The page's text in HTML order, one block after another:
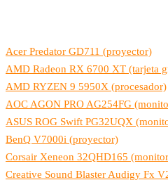
Acer Predator GD711 (proyector)
AMD Radeon RX 6700 XT (tarjeta
AMD RYZEN 9 5950X (procesador)
AOC AGON PRO AG254FG
ASUS ROG Swift PG32UQX
BenQ V7000i (proyector)
Corsair Xeneon 32QHD165
Creative Sound Blaster Audigy Fx